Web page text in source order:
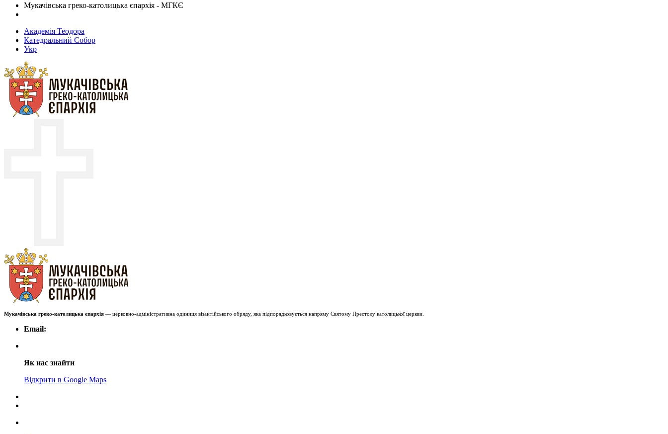
Мукачівська греко-католицька єпархія - МГКЄ
Академія Теодора
Катедральний Собор
Укр
Мукачівська греко-католицька єпархія — церковно-адміністративна одиниця візантійського обряду, яка підпорядковується напряму Святому Престолу католицької церкви.
Email:
Як нас знайти
Відкрити в Google Maps